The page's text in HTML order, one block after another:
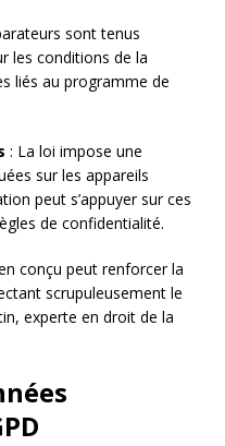
sont tenus
les conditions de la
liés au programme de
: La loi impose une
sur les appareils
peut s’appuyer sur ces
de confidentialité.
conçu peut renforcer la
scrupuleusement le
experte en droit de la